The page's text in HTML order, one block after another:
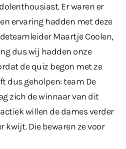
Er waren er
ervaring hadden met deze
Maartje Coolen,
dus wij hadden onze
de quiz begon met ze
dus geholpen: team De
zich de winnaar van dit
willen de dames verder
kwijt. Die bewaren ze voor